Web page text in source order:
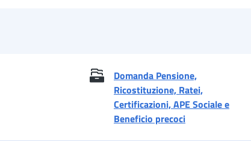
Domanda Pensione,
Ricostituzione, Ratei,
Certificazioni, APE Sociale e
Beneficio precoci